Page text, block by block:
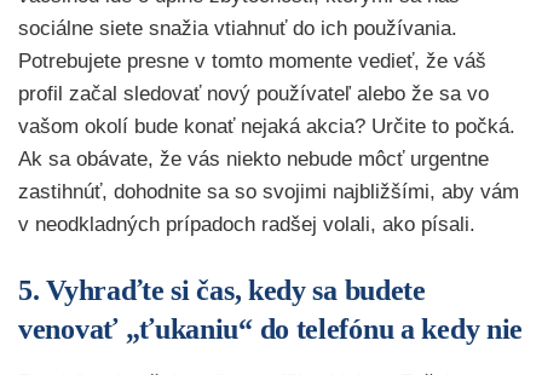
sociálne siete snažia vtiahnuť do ich používania.
Potrebujete presne v tomto momente vedieť, že váš
profil začal sledovať nový používateľ alebo že sa vo
vašom okolí bude konať nejaká akcia? Určite to počká.
Ak sa obávate, že vás niekto nebude môcť urgentne
zastihnúť, dohodnite sa so svojimi najbližšími, aby vám
v neodkladných prípadoch radšej volali, ako písali.
5. Vyhraďte si čas, kedy sa budete
venovať „ťukaniu“ do telefónu a kedy nie